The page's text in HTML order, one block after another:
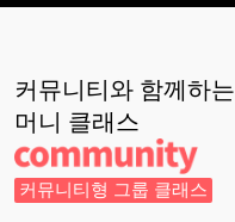
커뮤니티와 함께하는
머니 클래스
커뮤니티형 그룹 클래스